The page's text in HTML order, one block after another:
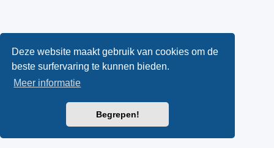
Deze website maakt gebruik van cookies om de
beste surfervaring te kunnen bieden.
Meer informatie
Begrepen!